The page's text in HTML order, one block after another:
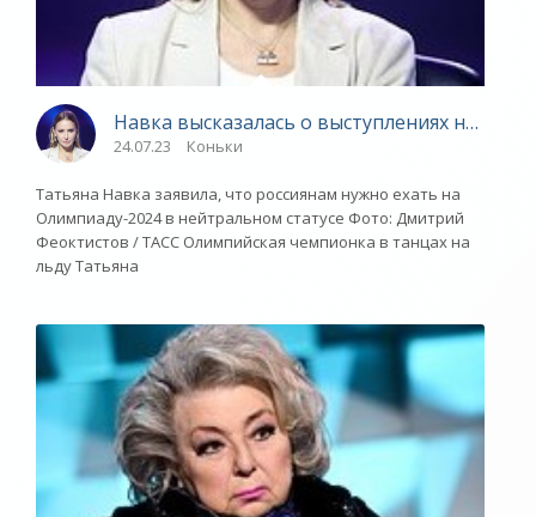
Навка высказалась о выступлениях на
24.07.23 Коньки
Татьяна Навка заявила, что россиянам нужно ехать на
Олимпиаду-2024 в нейтральном статусе Фото: Дмитрий
Феоктистов / ТАСС Олимпийская чемпионка в танцах на
льду Татьяна